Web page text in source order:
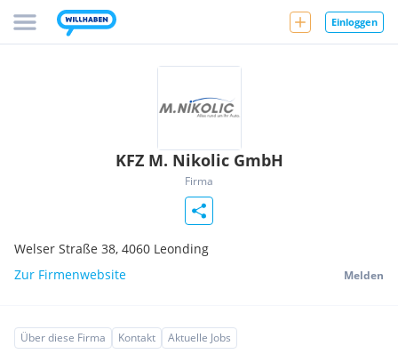
Einloggen
KFZ M. Nikolic GmbH
Firma
Welser Straße 38, 4060 Leonding
Zur Firmenwebsite
Melden
Über diese Firma Kontakt Aktuelle Jobs